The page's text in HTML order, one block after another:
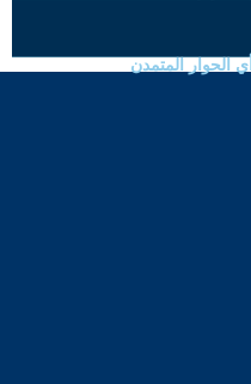
الحوار المتمدن